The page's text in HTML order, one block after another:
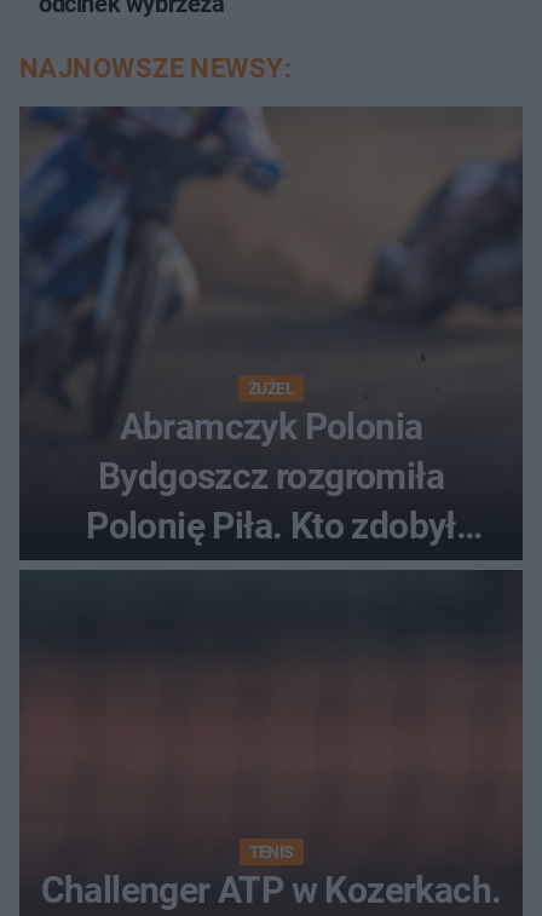
NAJNOWSZE NEWSY:
ŻUŻEL
Abramczyk Polonia
Bydgoszcz rozgromiła
Polonię Piła. Kto zdobył
najwięcej punktów?
TENIS
Challenger ATP w Kozerkach.